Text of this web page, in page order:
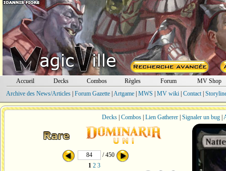
Accueil Decks Combos Règles Forum
MV Shop
Archive des News/Articles| Forum Gazette| Artgame| MWS MV wiki| Contact|
Decks Combos Lien Gatherer Signaler un bug
/ 450
1 2 3